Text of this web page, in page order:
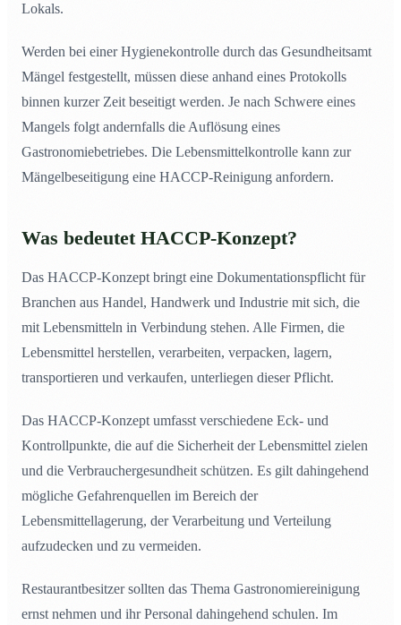
Lokals.
Werden bei einer Hygienekontrolle durch das Gesundheitsamt
Mängel festgestellt, müssen diese anhand eines Protokolls
binnen kurzer Zeit beseitigt werden. Je nach Schwere eines
Mangels folgt andernfalls die Auflösung eines
Gastronomiebetriebes. Die Lebensmittelkontrolle kann zur
Mängelbeseitigung eine HACCP-Reinigung anfordern.
Was bedeutet HACCP-Konzept?
Das HACCP-Konzept bringt eine Dokumentationspflicht für
Branchen aus Handel, Handwerk und Industrie mit sich, die
mit Lebensmitteln in Verbindung stehen. Alle Firmen, die
Lebensmittel herstellen, verarbeiten, verpacken, lagern,
transportieren und verkaufen, unterliegen dieser Pflicht.
Das HACCP-Konzept umfasst verschiedene Eck- und
Kontrollpunkte, die auf die Sicherheit der Lebensmittel zielen
und die Verbrauchergesundheit schützen. Es gilt dahingehend
mögliche Gefahrenquellen im Bereich der
Lebensmittellagerung, der Verarbeitung und Verteilung
aufzudecken und zu vermeiden.
Restaurantbesitzer sollten das Thema Gastronomiereinigung
ernst nehmen und ihr Personal dahingehend schulen. Im